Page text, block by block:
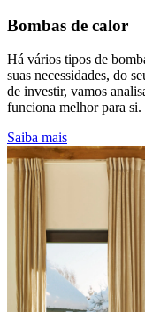
Bombas de calor
Há vários tipos de
suas necessidades, do
de investir, vamos
funciona melhor para si.
Saiba mais